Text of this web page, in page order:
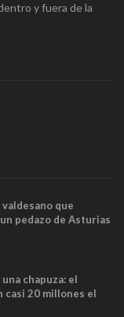
y fuera de la
que
pedazo de Asturias
una chapuza: el
casi 20 millones el
no cabían por los